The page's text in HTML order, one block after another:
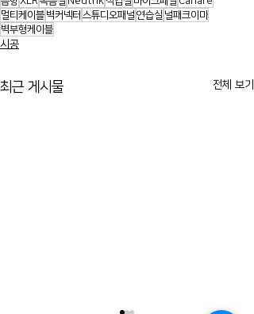
멀티케이블 벽커넥터 스튜디오패널 연습실 널패크이마
벽부형케이블
시공
최근 게시물 전체 보기